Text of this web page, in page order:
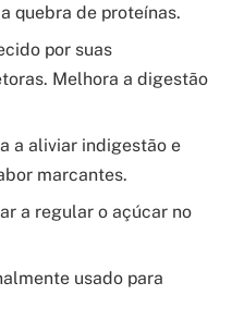
quebra de proteínas.
por suas
Melhora a digestão
a aliviar indigestão e
marcantes.
a regular o açúcar no
usado para